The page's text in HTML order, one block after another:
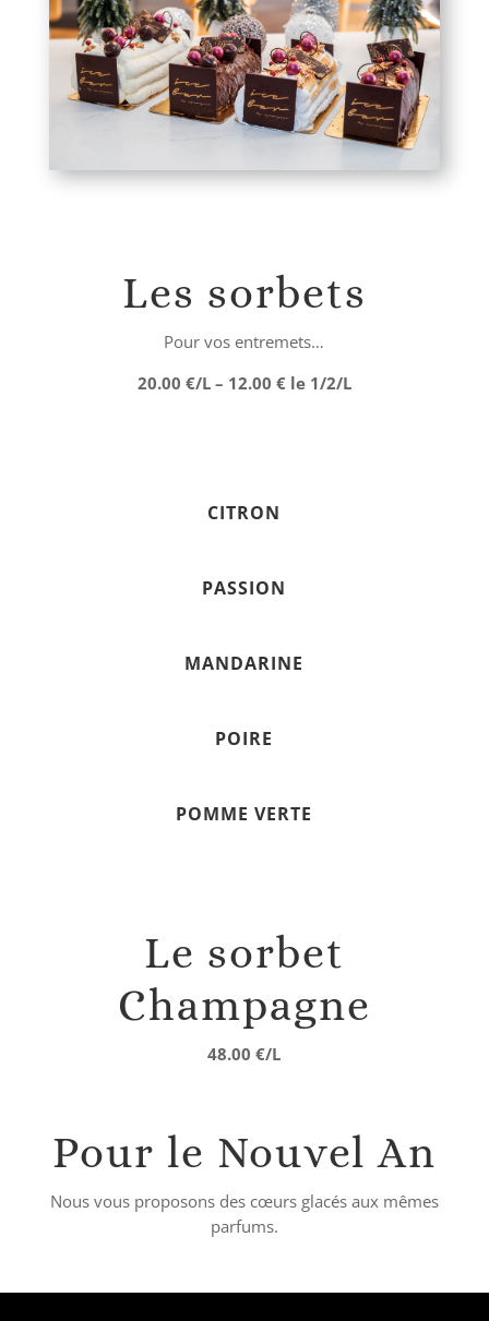
Les sorbets
Pour vos entremets…
20.00 €/L – 12.00 € le 1/2/L
CITRON
PASSION
MANDARINE
POIRE
POMME VERTE
Le sorbet
Champagne
48.00 €/L
Pour le Nouvel An
Nous vous proposons des cœurs glacés aux mêmes
parfums.